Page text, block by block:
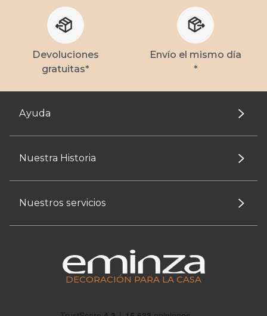
Devoluciones
gratuitas*
Envío el mismo día
*
Ayuda
Nuestra Historia
Nuestros servicios
DECORACIÓN PARA LA CASA